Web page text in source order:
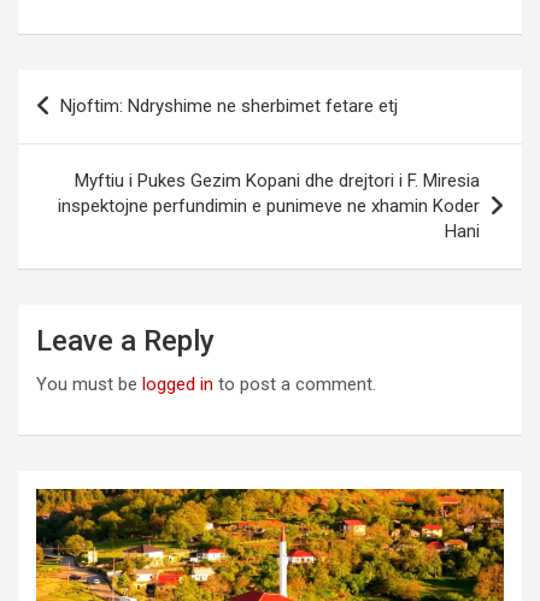
Post
navigation
Njoftim: Ndryshime ne sherbimet fetare etj
Myftiu i Pukes Gezim Kopani dhe drejtori i F. Miresia
inspektojne perfundimin e punimeve ne xhamin Koder
Hani
Leave a Reply
You must be logged in to post a comment.